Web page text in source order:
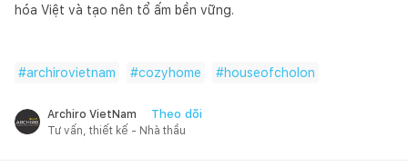
hóa Việt và tạo nên tổ ấm bền vững.
#archirovietnam #cozyhome #houseofcholon
Archiro VietNam Theo dõi
Tư vấn, thiết kế - Nhà thầu